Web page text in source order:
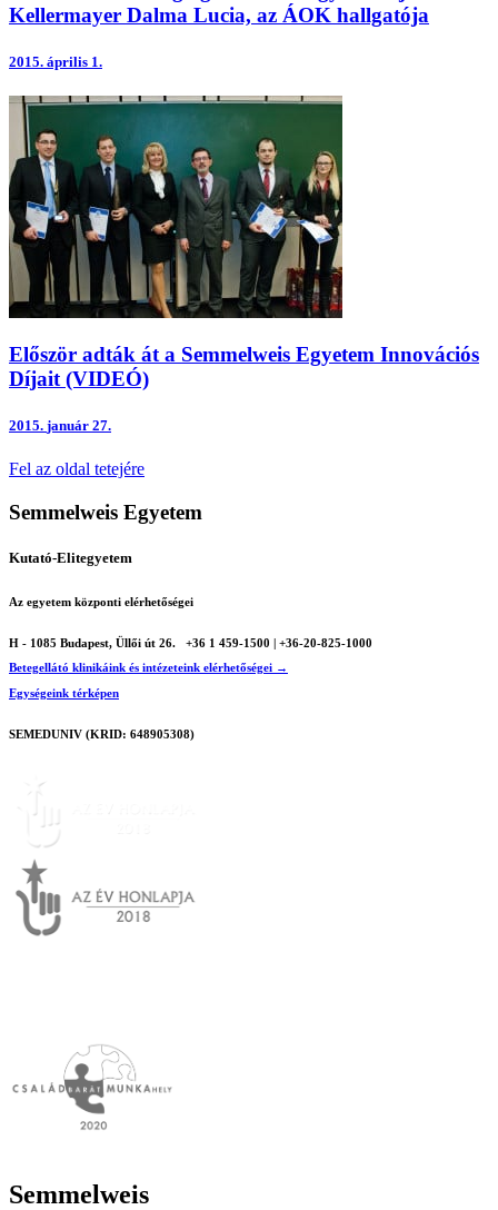
Kellermayer Dalma Lucia, az ÁOK hallgatója
2015. április 1.
Először adták át a Semmelweis Egyetem Innovációs
Díjait (VIDEÓ)
2015. január 27.
Fel az oldal tetejére
Semmelweis Egyetem
Kutató-Elitegyetem
Az egyetem központi elérhetőségei
H - 1085 Budapest, Üllői út 26.
+36 1 459-1500 | +36-20-825-1000
Betegellátó klinikáink és intézeteink elérhetőségei →
Egységeink térképen
SEMEDUNIV (KRID: 648905308)
Semmelweis